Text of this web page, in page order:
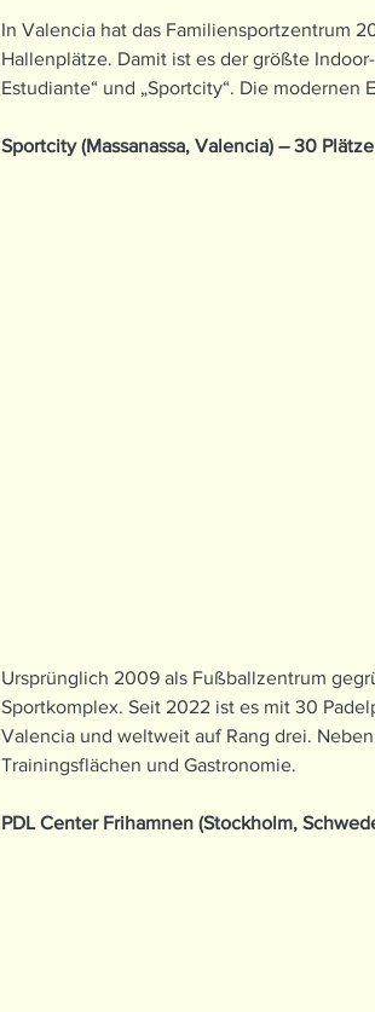
In Valencia hat das Familiensportzentrum
Hallenplätze. Damit ist es der größte
Estudiante“ und „Sportcity“. Die
Sportcity (Massanassa, Valencia) – 30 Plätze
Ursprünglich 2009 als Fußballzentrum
Sportkomplex. Seit 2022 ist es mit 30
Valencia und weltweit auf Rang drei.
Trainingsflächen und Gastronomie.
PDL Center Frihamnen (Stockholm,